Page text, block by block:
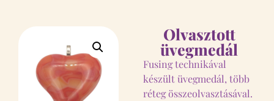
Olvasztott
üvegmedál
Fusing technikával
készült üvegmedál, több
réteg összeolvasztásával.